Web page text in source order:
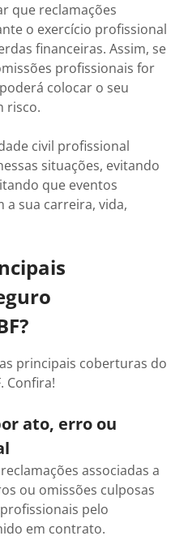
que reclamações
o exercício profissional
financeiras. Assim, se
profissionais for
colocar o seu
risco.
civil profissional
situações, evitando
que eventos
sua carreira, vida,
principais coberturas do
Confira!
ato, erro ou
associadas a
ou omissões culposas
pelo
em contrato.